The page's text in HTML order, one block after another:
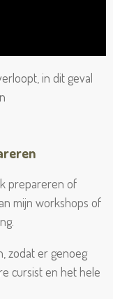
in dit geval
prepareren of
mijn workshops of
zodat er genoeg
cursist en het hele